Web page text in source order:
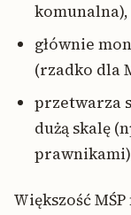
komunalna),
głównie
(rzadko dla
przetwarza
dużą skalę
Większość